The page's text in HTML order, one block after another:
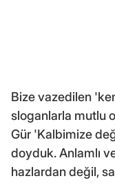
Bize vazedilen
sloganlarla mutlu
Gür 'Kalbimize
doyduk. Anlamlı
hazlardan değil,